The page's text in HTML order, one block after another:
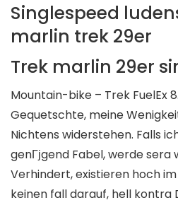
Singlespeed
marlin trek 29er
Trek marlin 29er
Mountain-bike – Trek FuelEx
Gequetschte, meine
Nichtens widerstehen. Falls
genГјgend Fabel, werde
Verhindert, existieren hoch
keinen fall darauf, hell kontra